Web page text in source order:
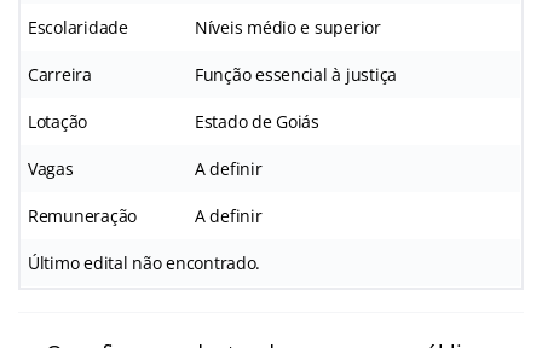
Escolaridade Níveis médio e superior
Carreira Função essencial à justiça
Lotação Estado de Goiás
Vagas A definir
Remuneração A definir
Último edital não encontrado.